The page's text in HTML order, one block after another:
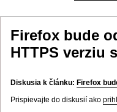
Firefox bude
HTTPS verziu
Diskusia k článku: Firefox
Prispievajte do diskusií ako